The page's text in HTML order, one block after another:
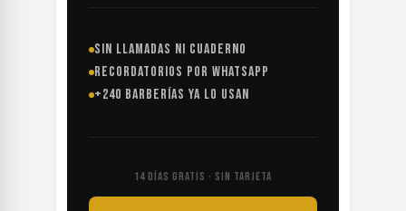
SIN LLAMADAS NI CUADERNO
RECORDATORIOS POR WHATSAPP
+240 BARBERÍAS YA LO USAN
14 DÍAS GRATIS · SIN TARJETA